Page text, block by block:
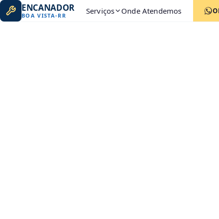
ENCANADOR
BOA VISTA-RR Serviços Onde Atendemos